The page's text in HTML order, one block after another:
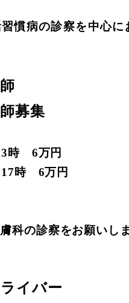
慣病の診察を中心に
師
募集
時 6万円
17時 6万円
科の診察をお願いしま
イバー